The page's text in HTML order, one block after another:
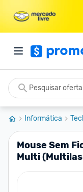
Informática
Mouse Sem
Multi